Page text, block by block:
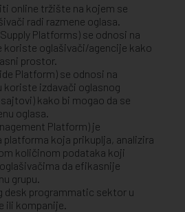
online tržište na kojem se
radi razmene oglasa.
Platforms) se odnosi na
koriste oglašivači/agencije kako
prostor.
Platform) se odnosi na
koriste izdavači oglasnog
kako bi mogao da se
oglasa.
Platform) je
platforma koja prikuplja, analizira
količinom podataka koji
da efikasnije
grupu.
desk programmatic sektor u
ili kompanije.